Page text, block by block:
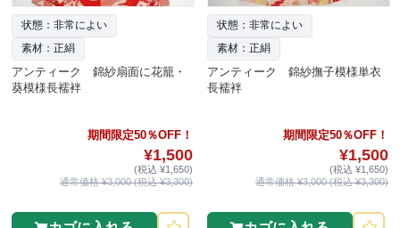
状態：非常によい
素材：正絹
アンティーク 錦紗扇面に花籠・
葵模様長襦袢
期間限定50％OFF！
¥1,500
(税込 ¥1,650)
通常価格 ¥3,000 (税込 ¥3,300)
状態：非常によい
素材：正絹
アンティーク 錦紗撫子模様単衣
長襦袢
期間限定50％OFF！
¥1,500
(税込 ¥1,650)
通常価格 ¥3,000 (税込 ¥3,300)